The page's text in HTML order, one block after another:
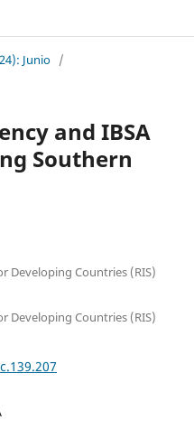
Junio /
and IBSA
Southern
Developing Countries (RIS)
Developing Countries (RIS)